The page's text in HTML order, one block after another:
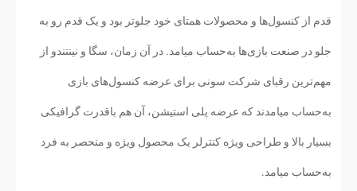
قدم از کنسول‌ها و محصولات همتای خود جلوتر بود و یک قدم رو به
جلو در صنعت بازی‌ها به‌حساب میامد. در آن زمان، سگا و نینتندو از
مهم‌ترین رقبای شرکت سونی برای عرضه کنسول‌های بازی
به‌حساب میامدند که عرضه پلی استیشن، آن هم باقدرت گرافیکی
بسیار بالا و طراحی ویژه کنترلر یک محصول ویژه و منحصر به فرد
به‌حساب میامد.